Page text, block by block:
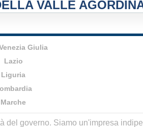
VALLE
Giulia
Lazio
Liguria
Marche
del governo. Siamo un'impresa